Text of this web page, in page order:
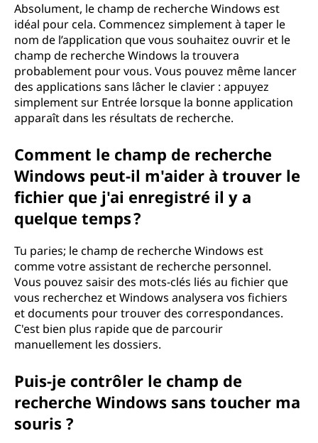
Absolument, le champ de recherche Windows est
idéal pour cela. Commencez simplement à taper le
nom de l’application que vous souhaitez ouvrir et le
champ de recherche Windows la trouvera
probablement pour vous. Vous pouvez même lancer
des applications sans lâcher le clavier : appuyez
simplement sur Entrée lorsque la bonne application
apparaît dans les résultats de recherche.
Comment le champ de recherche
Windows peut-il m'aider à trouver le
fichier que j'ai enregistré il y a
quelque temps ?
Tu paries; le champ de recherche Windows est
comme votre assistant de recherche personnel.
Vous pouvez saisir des mots-clés liés au fichier que
vous recherchez et Windows analysera vos fichiers
et documents pour trouver des correspondances.
C'est bien plus rapide que de parcourir
manuellement les dossiers.
Puis-je contrôler le champ de
recherche Windows sans toucher ma
souris ?